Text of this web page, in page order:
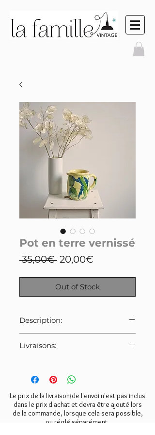
Pot en terre vernissé
35,00€ Regular
20,00€
Out of Stock
Description:
Marbrures bleues et vertes sur
Quelques légers éclats sur le
Dimensions: H13cm, l10cm.
Livraisons:
Merci de bien veiller à
sélectionner le tarif indiqué ci-
dessous lors de la commande.
- Mondial Relay:5€
- Colissimo:8€
- Retrait gratuit à l'atelier
Le prix de la livraison/de l'envoi n'est pas inclus
dans le prix d'achat et devra être ajouté lors
de la commande, lorsque cela sera possible,
ou réglé séparément.